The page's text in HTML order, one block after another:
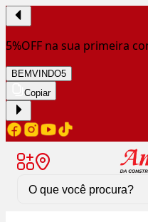
5%OFF na sua primeira
BEMVINDO5
Copiar